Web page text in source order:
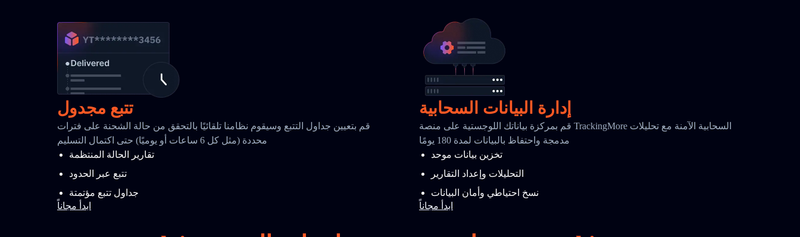
تتبع مجدول
قم بتعيين جداول التتبع وسيقوم نظامنا تلقائيًا بالتحقق من حالة الشحنة على فترات
محددة (مثل كل 6 ساعات أو يوميًا) حتى اكتمال التسليم
تقارير الحالة المنتظمة
تتبع عبر الحدود
جداول تتبع مؤتمتة
ابدأ مجاناً
إدارة البيانات السحابية
قم بمركزة بياناتك اللوجستية على منصة TrackingMore السحابية الآمنة مع تحليلات
مدمجة واحتفاظ بالبيانات لمدة 180 يومًا
تخزين بيانات موحد
التحليلات وإعداد التقارير
نسخ احتياطي وأمان البيانات
ابدأ مجاناً